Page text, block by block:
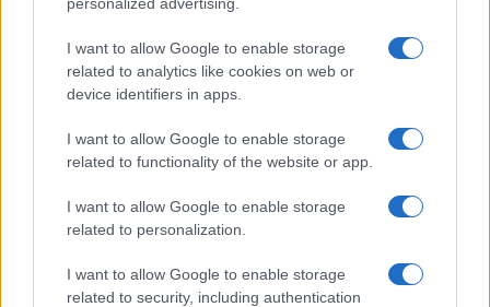
I want to allow Google to enable storage
related to analytics like cookies on web or
device identifiers in apps.
I want to allow Google to enable storage
related to functionality of the website or app.
I want to allow Google to enable storage
related to personalization.
I want to allow Google to enable storage
related to security, including authentication
scelta dei pendii
Come pianificare gite di sci alpinismo leggendo il
bollettino
Sci alpinismo: pianificazione, ARTVA e gestione del
gruppo
Sicurezza nello sci alpinismo: leggere il bollettino,
pianificare e usare ARTVA
Sci alpinismo responsabile: come pianificare e ridurre
i rischi